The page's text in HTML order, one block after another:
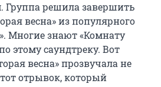
решила завершить
весна» из популярного
Многие знают «Комнату
этому саундтреку. Вот
весна» прозвучала не
отрывок, который